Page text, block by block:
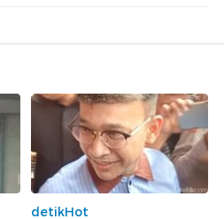
detikHot